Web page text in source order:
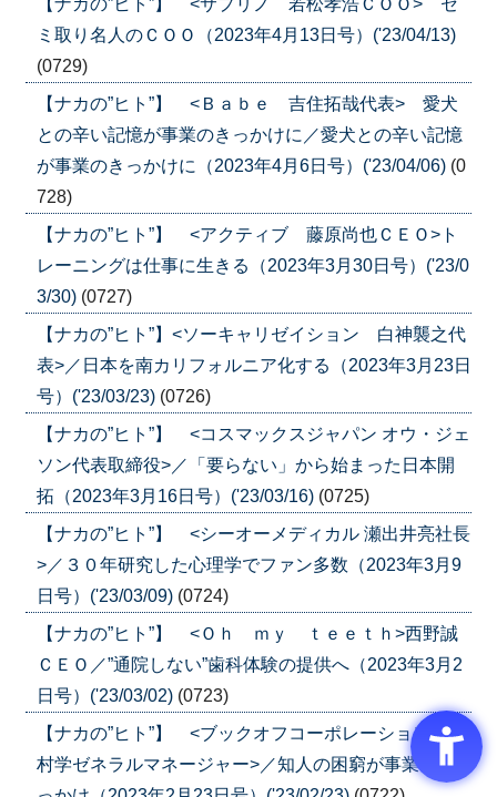
ミ取り名人のＣＯＯ（2023年4月13日号）('23/04/13)
(0729)
【ナカの”ヒト”】 <Ｂａｂｅ 吉住拓哉代表> 愛犬
との辛い記憶が事業のきっかけに／愛犬との辛い記憶
が事業のきっかけに（2023年4月6日号）('23/04/06) (0
728)
【ナカの”ヒト”】 <アクティブ 藤原尚也ＣＥＯ>ト
レーニングは仕事に生きる（2023年3月30日号）('23/0
3/30) (0727)
【ナカの”ヒト”】<ソーキャリゼイション 白神襲之代
表>／日本を南カリフォルニア化する（2023年3月23日
号）('23/03/23) (0726)
【ナカの”ヒト”】 <コスマックスジャパン オウ・ジェ
ソン代表取締役>／「要らない」から始まった日本開
拓（2023年3月16日号）('23/03/16) (0725)
【ナカの”ヒト”】 <シーオーメディカル 瀬出井亮社長
>／３０年研究した心理学でファン多数（2023年3月9
日号）('23/03/09) (0724)
【ナカの”ヒト”】 <Ｏｈ ｍｙ ｔｅｅｔｈ>西野誠
ＣＥＯ／”通院しない”歯科体験の提供へ（2023年3月2
日号）('23/03/02) (0723)
【ナカの”ヒト”】 <ブックオフコーポレーション 木
村学ゼネラルマネージャー>／知人の困窮が事業のき